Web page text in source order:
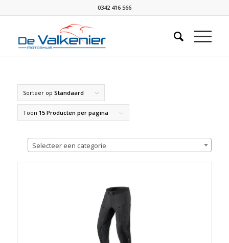
0342 416 566
Sorteer op Standaard
Toon 15 Producten per pagina
Selecteer een categorie